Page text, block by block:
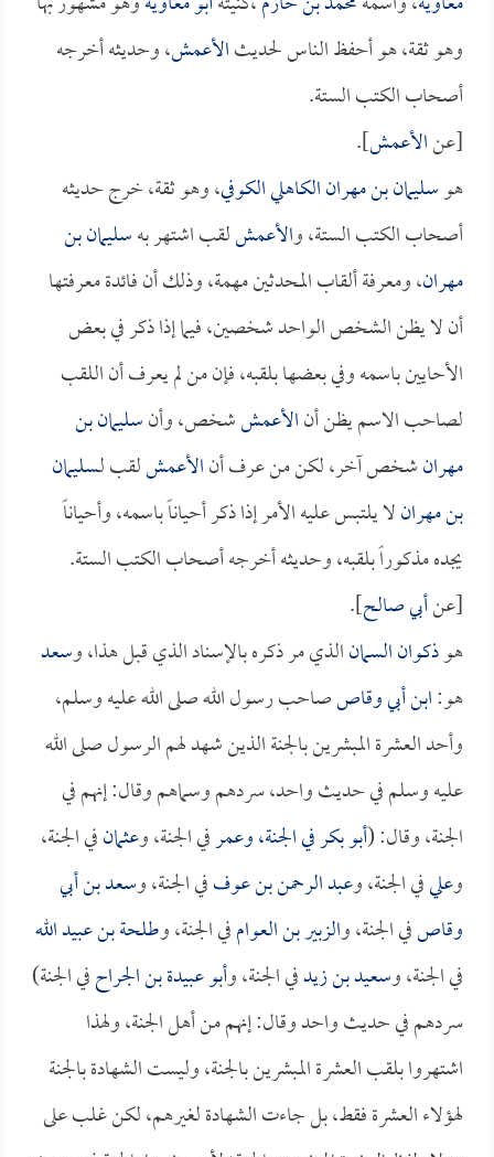
وهو ثقة، هو أحفظ الناس لحديثالأعمش، وحديثه أخرجه
أصحاب الكتب الستة.
[عنالأعمش].
هوسليمان بن مهران الكاهلي الكوفي، وهو ثقة، خرج حديثه
أصحاب الكتب الستة، والأعمشلقب اشتهر بهسليمان بن
مهران، ومعرفة ألقاب المحدثين مهمة، وذلك أن فائدة معرفتها
أن لا يظن الشخص الواحد شخصين، فيما إذا ذكر في بعض
الأحايين باسمه وفي بعضها بلقبه، فإن من لم يعرف أن اللقب
لصاحب الاسم يظن أنالأعمششخص، وأنسليمان بن
مهرانشخص آخر، لكن من عرف أنالأعمشلقب لـسليمان
بن مهرانلا يلتبس عليه الأمر إذا ذكر أحياناً باسمه، وأحياناً
يجده مذكوراً بلقبه، وحديثه أخرجه أصحاب الكتب الستة.
[عنأبي صالح].
هوذكوان السمانالذي مر ذكره بالإسناد الذي قبل هذا، وسعد
هو:ابن أبي وقاصصاحب رسول الله صلى الله عليه وسلم،
وأحد العشرة المبشرين بالجنة الذين شهد لهم الرسول صلى الله
عليه وسلم في حديث واحد، سردهم وسماهم وقال: إنهم في
الجنة، وقال: (أبو بكرفي الجنة، وعمرفي الجنة، وعثمانفي الجنة،
وعليفي الجنة، وعبد الرحمن بن عوففي الجنة، وسعد بن أبي
وقاصفي الجنة، والزبير بن العوامفي الجنة، وطلحة بن عبيد الله
في الجنة، وسعيد بن زيدفي الجنة، وأبو عبيدة بن الجراحفي الجنة)
سردهم في حديث واحد وقال: إنهم من أهل الجنة، ولهذا
اشتهروا بلقب العشرة المبشرين بالجنة، وليست الشهادة بالجنة
لهؤلاء العشرة فقط، بل جاءت الشهادة لغيرهم، لكن غلب على